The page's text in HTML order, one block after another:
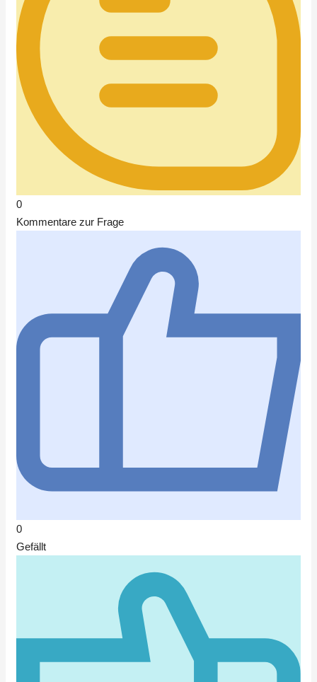
0
Kommentare zur Frage
0
Gefällt